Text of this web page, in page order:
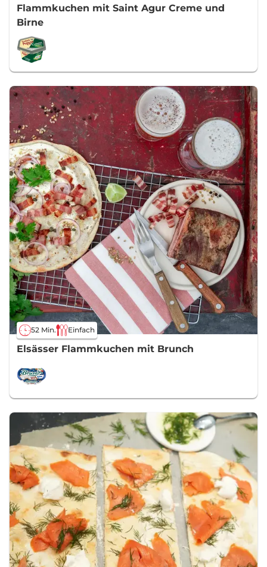
Flammkuchen mit Saint Agur Creme und
Birne
52 Min. Einfach
Elsässer Flammkuchen mit Brunch